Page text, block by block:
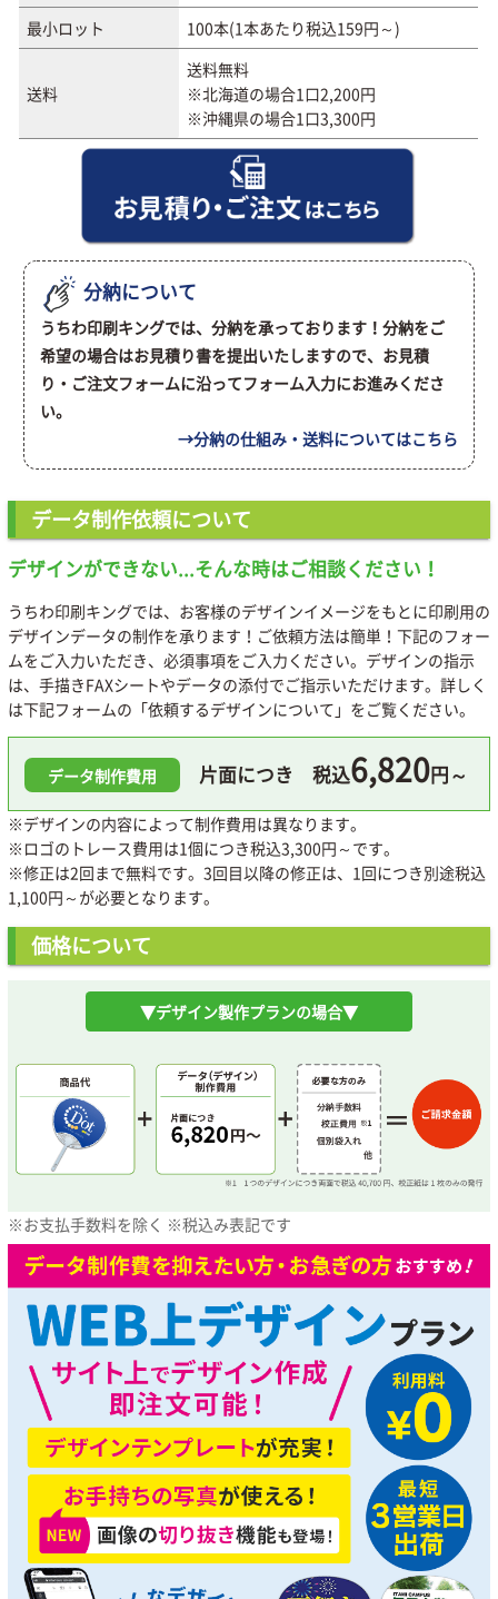
最小ロット
100本(1本あたり税込159円～)
送料
送料無料
※北海道の場合1口2,200円
※沖縄県の場合1口3,300円
分納について
うちわ印刷キングでは、分納を承っております！分納をご
希望の場合はお見積り書を提出いたしますので、お見積
り・ご注文フォームに沿ってフォーム入力にお進みくださ
い。
→分納の仕組み・送料についてはこちら
データ制作依頼について
デザインができない...そんな時はご相談ください！
うちわ印刷キングでは、お客様のデザインイメージをもとに印刷用の
デザインデータの制作を承ります！ご依頼方法は簡単！下記のフォー
ムをご入力いただき、必須事項をご入力ください。デザインの指示
は、手描きFAXシートやデータの添付でご指示いただけます。詳しく
は下記フォームの「依頼するデザインについて」をご覧ください。
データ制作費用 片面につき 税込6,820円～
※デザインの内容によって制作費用は異なります。
※ロゴのトレース費用は1個につき税込3,300円～です。
※修正は2回まで無料です。3回目以降の修正は、1回につき別途税込
1,100円～が必要となります。
価格について
▼デザイン製作プランの場合▼
※お支払手数料を除く ※税込み表記です